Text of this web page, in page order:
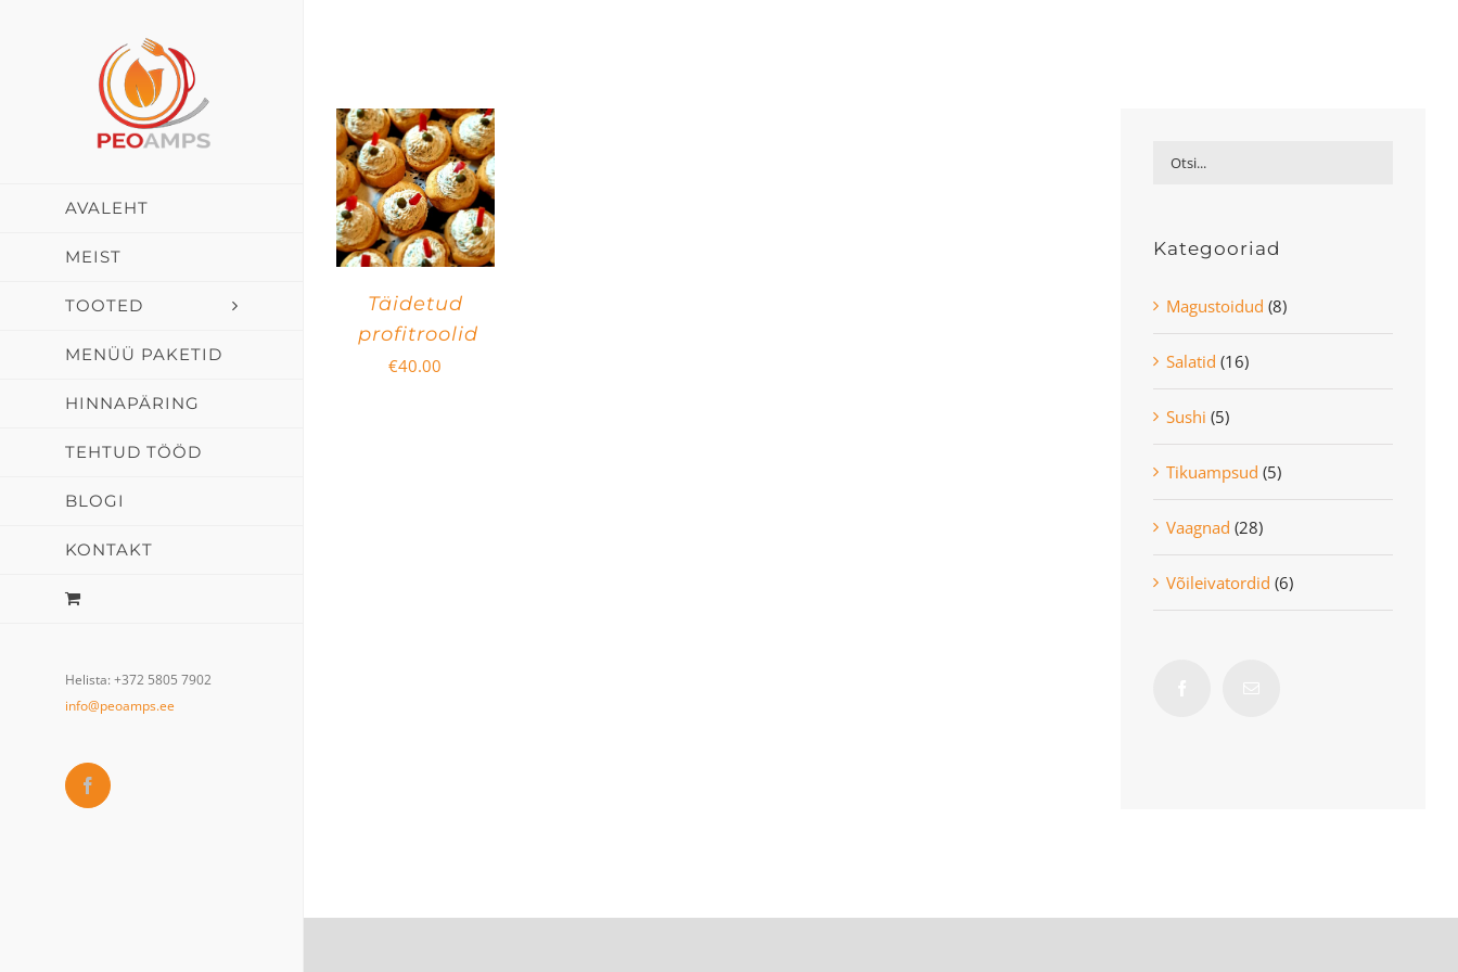
AVALEHT
MEIST
TOOTED
MENÜÜ PAKETID
HINNAPÄRING
TEHTUD TÖÖD
BLOGI
KONTAKT
Helista: +372 5805 7902
info@peoamps.ee
Facebook
Täidetud
profitroolid
€40.00
Kategooriad
Magustoidud (8)
Salatid (16)
Sushi (5)
Tikuampsud (5)
Vaagnad (28)
Võileivatordid (6)